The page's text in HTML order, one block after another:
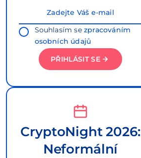
Souhlasím sezpracováním
osobních údajů
PŘIHLÁSIT SE
CryptoNight 2026:
Neformální